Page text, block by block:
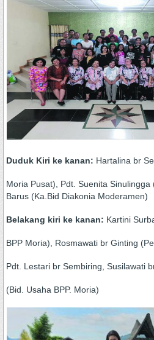
Duduk Kiri ke kanan: Hartalina br
Moria Pusat), Pdt. Suenita
Barus (Ka.Bid Diakonia Moderamen)
Belakang kiri ke kanan: Kartini
BPP Moria), Rosmawati br Ginting
Pdt. Lestari br Sembiring, Susilawati
(Bid. Usaha BPP. Moria)